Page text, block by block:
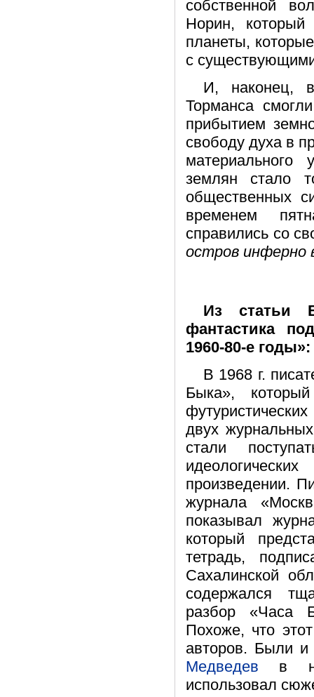
собственной
Норин, который
планеты,
с
И, наконец,
Торманса
прибытием
свободу духа в
материального
землян стало
общественных
временем
справились со
остров инферно
Из статьи
фантастика
1960-80-е годы»:
В 1968 г.
Быка»,
двух
стали
произведении.
журнала
показывал
который
тетрадь,
Сахалинской
содержался
разбор «Часа
Похоже, что
авторов. Были
Медведев в
использовал